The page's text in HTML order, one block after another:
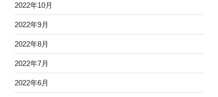
2022年10月
2022年9月
2022年8月
2022年7月
2022年6月